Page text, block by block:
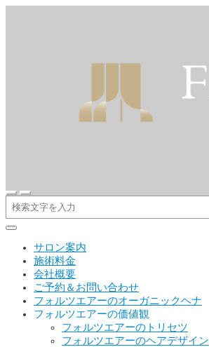
サロン案内
施術料金
会社概要
ご予約＆お問い合わせ
フォルツエアーのオーガニックヘナ
フォルツエアーの価値観
フォルツエアーのトリセツ
フォルツエアーのヘアデザイン